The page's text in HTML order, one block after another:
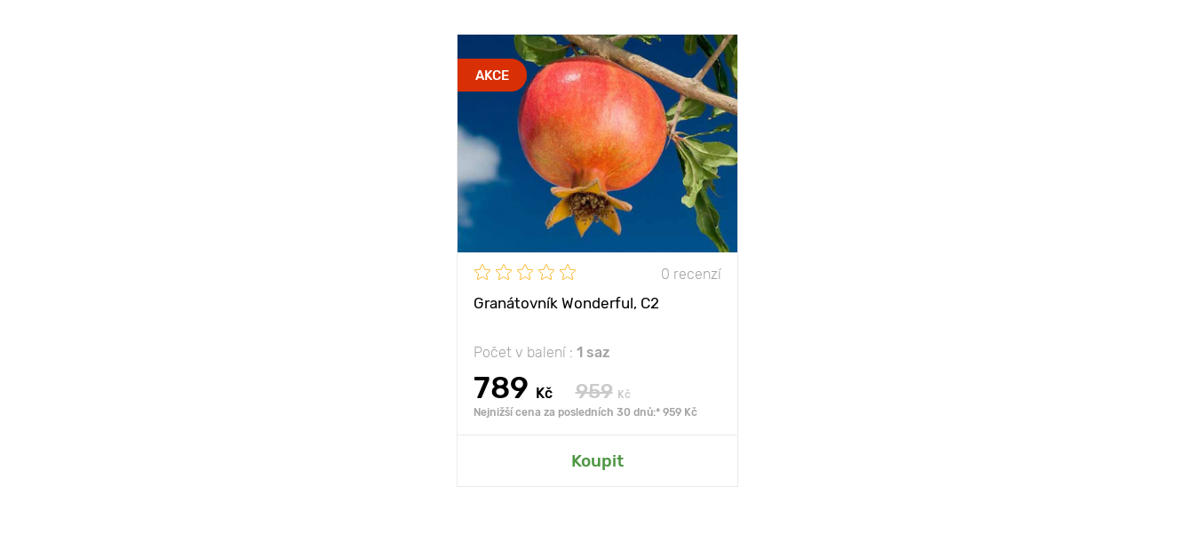
AKCE
0 recenzí
Granátovník Wonderful, С2
Počet v balení : 1 saz
789 Kč 959
Kč
Nejnižší cena za posledních 30 dnů:* 959 Kč
Koupit